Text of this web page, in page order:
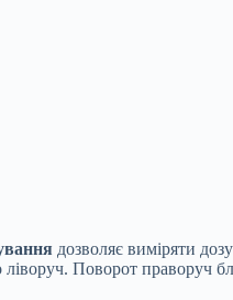
дозволяє виміряти
Поворот праворуч